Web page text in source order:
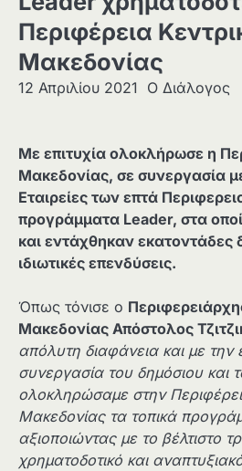
Περιφέρεια
Μακεδονίας
12 Απριλίου 2021 Ο Διάλογος
Με επιτυχία ολοκλήρωσε η
Μακεδονίας, σε συνεργασία
Εταιρείες των επτά
προγράμματα Leader, στα
και εντάχθηκαν εκατοντάδες
ιδιωτικές επενδύσεις.
Όπως τόνισε ο
Μακεδονίας Απόστολος
απόλυτη διαφάνεια και με την
συνεργασία του δημόσιου και
ολοκληρώσαμε στην
Μακεδονίας τα τοπικά
αξιοποιώντας με το βέλτιστο
χρηματοδοτικό και